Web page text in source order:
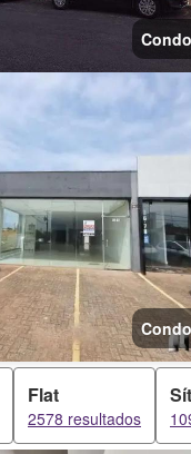
Flat
2578 resultados